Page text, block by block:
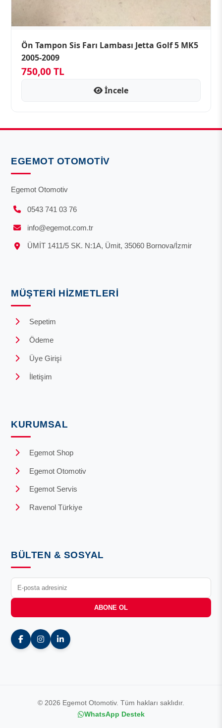
Ön Tampon Sis Farı Lambası Jetta Golf 5 MK5
2005-2009
750,00 TL
İncele
EGEMOT OTOMOTIV
Egemot Otomotiv
0543 741 03 76
info@egemot.com.tr
ÜMİT 1411/5 SK. N:1A, Ümit, 35060 Bornova/İzmir
MÜŞTERI HIZMETLERI
Sepetim
Ödeme
Üye Girişi
İletişim
KURUMSAL
Egemot Shop
Egemot Otomotiv
Egemot Servis
Ravenol Türkiye
BÜLTEN & SOSYAL
ABONE OL
© 2026 Egemot Otomotiv. Tüm hakları saklıdır.
WhatsApp Destek